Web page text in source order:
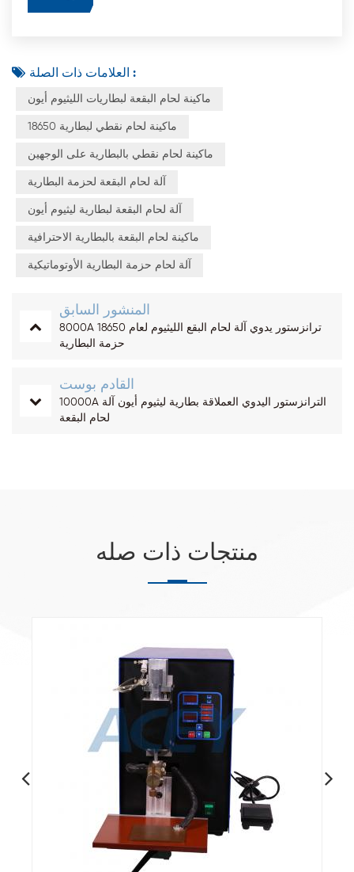
العلامات ذات الصلة :
ماكينة لحام البقعة لبطاريات الليثيوم أيون
ماكينة لحام نقطي لبطارية 18650
ماكينة لحام نقطي بالبطارية على الوجهين
آلة لحام البقعة لحزمة البطارية
آلة لحام البقعة لبطارية ليثيوم أيون
ماكينة لحام البقعة بالبطارية الاحترافية
آلة لحام حزمة البطارية الأوتوماتيكية
المنشور السابق
8000A ترانزستور يدوي آلة لحام البقع الليثيوم لعام 18650
حزمة البطارية
القادم بوست
10000A الترانزستور اليدوي العملاقة بطارية ليثيوم أيون آلة
لحام البقعة
منتجات ذات صله